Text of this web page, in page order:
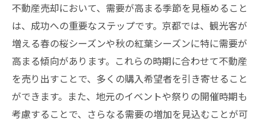
観光客の興味を引く物件の魅力化
観光シーズンにおけるマーケティング手法
観光地特有の需要を活かすための工夫
観光客の動向を理解した売却スケジュール
不動産売却のタイミングを見極める方法
市場分析によるタイミングの見極め方
不動産売却において、需要が高まる季節を見極めること
は、成功への重要なステップです。京都では、観光客が
増える春の桜シーズンや秋の紅葉シーズンに特に需要が
高まる傾向があります。これらの時期に合わせて不動産
を売り出すことで、多くの購入希望者を引き寄せること
ができます。また、地元のイベントや祭りの開催時期も
考慮することで、さらなる需要の増加を見込むことが可